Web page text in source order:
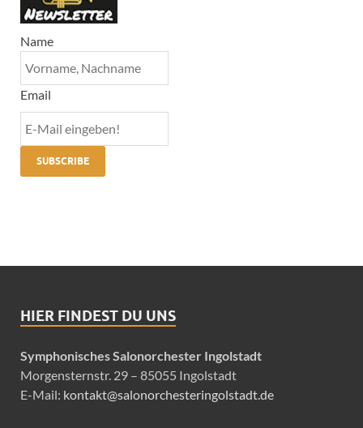
Name
Email
HIER FINDEST DU UNS
Symphonisches Salonorchester Ingolstadt
Morgensternstr. 29 – 85055 Ingolstadt
E-Mail: kontakt@salonorchesteringolstadt.de